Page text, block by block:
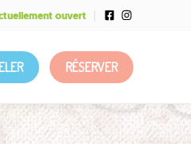
ouvert
RÉSERVER